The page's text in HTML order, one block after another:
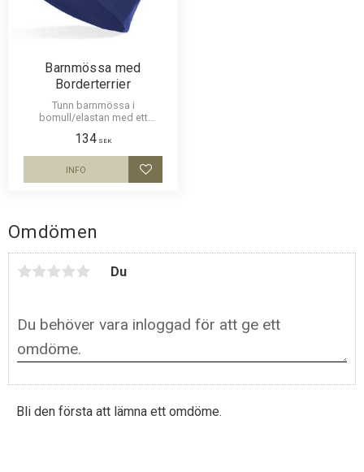
Omdömen
Du
Bli den första att lämna ett omdöme.
Barnmössa med
Borderterrier
Tunn barnmössa i
bomull/elastan med ett
Mössan finns i flera färger.
134 SEK
Lägg till i favoriter
INFO